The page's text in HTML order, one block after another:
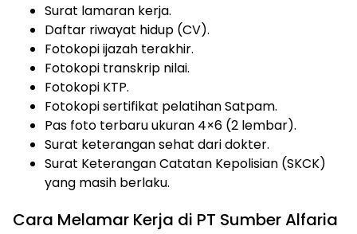
Surat lamaran kerja.
Daftar riwayat hidup (CV).
Fotokopi ijazah terakhir.
Fotokopi transkrip nilai.
Fotokopi KTP.
Fotokopi sertifikat pelatihan Satpam.
Pas foto terbaru ukuran 4×6 (2 lembar).
Surat keterangan sehat dari dokter.
Surat Keterangan Catatan Kepolisian (SKCK)
yang masih berlaku.
Cara Melamar Kerja di PT Sumber Alfaria